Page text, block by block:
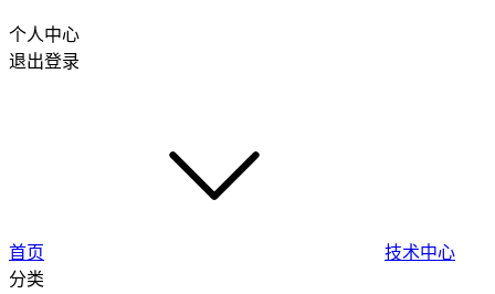
个人中心
退出登录
首页
技术中心
分类